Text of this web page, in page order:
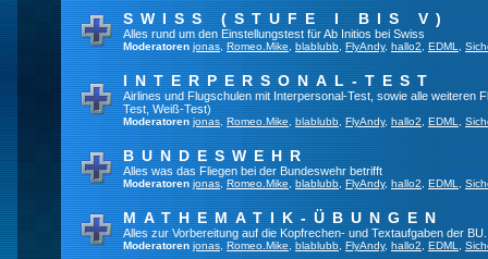
SWISS (STUFE I BIS V)
Alles rund um den Einstellungstest für Ab Initios bei Swiss
Moderatoren jonas Romeo.Mike blablubb FlyAndy, hallo2 EDML
INTERPERSONAL-TEST
Airlines und Flugschulen mit Interpersonal-Test, sowie alle weiteren
Test, Weiß-Test)
Moderatoren jonas Romeo.Mike blablubb FlyAndy, hallo2 EDML
BUNDESWEHR
Alles was das Fliegen bei der Bundeswehr betrifft
Moderatoren jonas Romeo.Mike blablubb FlyAndy, hallo2 EDML
MATHEMATIK-ÜBUNGEN
Alles zur Vorbereitung auf die Kopfrechen- und Textaufgaben der BU.
Moderatoren jonas Romeo.Mike blablubb FlyAndy, hallo2 EDML